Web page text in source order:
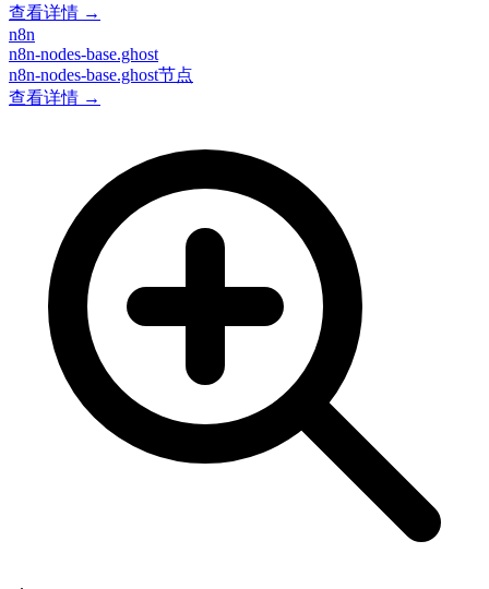
查看详情 →
n8n
n8n-nodes-base.ghost
n8n-nodes-base.ghost节点
查看详情 →